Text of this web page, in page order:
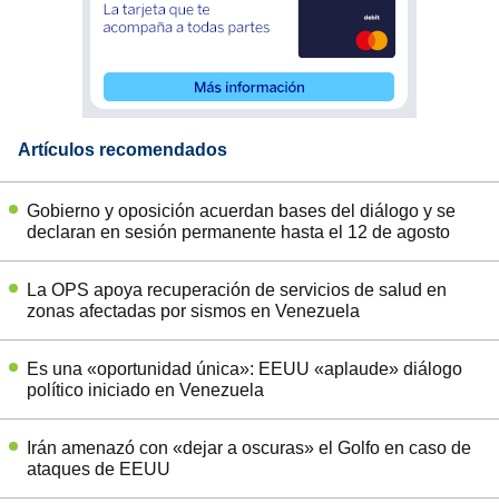
Artículos recomendados
Gobierno y oposición acuerdan bases del diálogo y se
declaran en sesión permanente hasta el 12 de agosto
La OPS apoya recuperación de servicios de salud en
zonas afectadas por sismos en Venezuela
Es una «oportunidad única»: EEUU «aplaude» diálogo
político iniciado en Venezuela
Irán amenazó con «dejar a oscuras» el Golfo en caso de
ataques de EEUU